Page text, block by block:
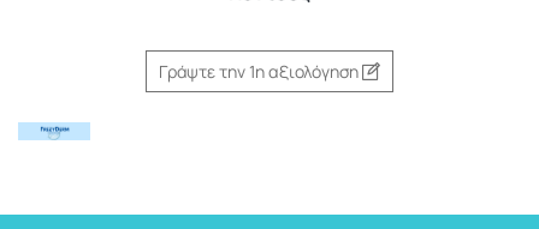
Γράψτε την 1η αξιολόγηση